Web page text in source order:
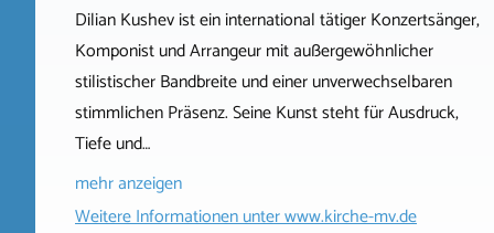
Dilian Kushev ist ein international tätiger Konzertsänger,
Komponist und Arrangeur mit außergewöhnlicher
stilistischer Bandbreite und einer unverwechselbaren
stimmlichen Präsenz. Seine Kunst steht für Ausdruck,
Tiefe und…
mehr anzeigen
Weitere Informationen unterwww.kirche-mv.de